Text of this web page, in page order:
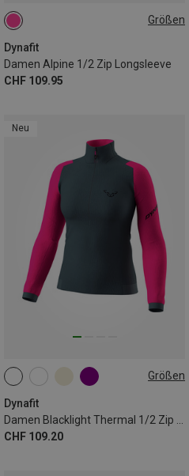
Größen
Dynafit
Damen Alpine 1/2 Zip Longsleeve
CHF 109.95
XS
Neu
Größen
Dynafit
CHF 109.20
XS M